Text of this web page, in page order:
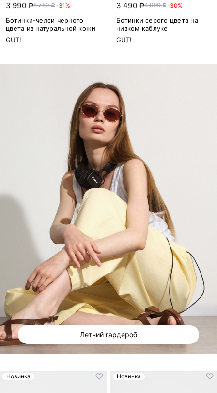
3 990 a5 750a-31%
Ботинки-челси черного
цвета из натуральной кожи
GUT!
3 490 a4 990a-30%
Ботинки серого цвета на
низком каблуке
GUT!
Летний гардероб
Новинка Новинка